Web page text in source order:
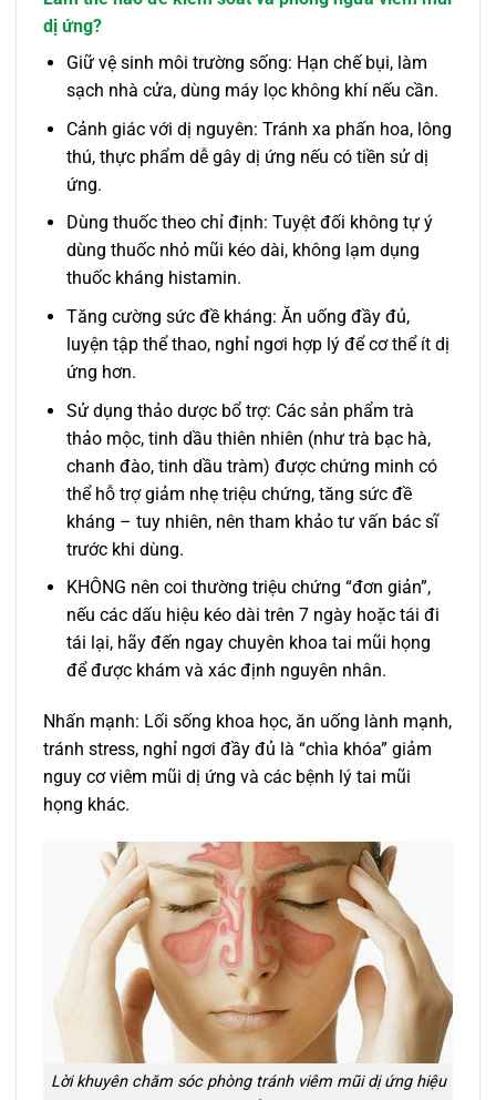
dị ứng?
Giữ vệ sinh môi trường sống: Hạn chế bụi, làm
sạch nhà cửa, dùng máy lọc không khí nếu cần.
Cảnh giác với dị nguyên: Tránh xa phấn hoa, lông
thú, thực phẩm dễ gây dị ứng nếu có tiền sử dị
ứng.
Dùng thuốc theo chỉ định: Tuyệt đối không tự ý
dùng thuốc nhỏ mũi kéo dài, không lạm dụng
thuốc kháng histamin.
Tăng cường sức đề kháng: Ăn uống đầy đủ,
luyện tập thể thao, nghỉ ngơi hợp lý để cơ thể ít dị
ứng hơn.
Sử dụng thảo dược bổ trợ: Các sản phẩm trà
thảo mộc, tinh dầu thiên nhiên (như trà bạc hà,
chanh đào, tinh dầu tràm) được chứng minh có
thể hỗ trợ giảm nhẹ triệu chứng, tăng sức đề
kháng – tuy nhiên, nên tham khảo tư vấn bác sĩ
trước khi dùng.
KHÔNG nên coi thường triệu chứng “đơn giản”,
nếu các dấu hiệu kéo dài trên 7 ngày hoặc tái đi
tái lại, hãy đến ngay chuyên khoa tai mũi họng
để được khám và xác định nguyên nhân.
Nhấn mạnh: Lối sống khoa học, ăn uống lành mạnh,
tránh stress, nghỉ ngơi đầy đủ là “chìa khóa” giảm
nguy cơ viêm mũi dị ứng và các bệnh lý tai mũi
họng khác.
Lời khuyên chăm sóc phòng tránh viêm mũi dị ứng hiệu